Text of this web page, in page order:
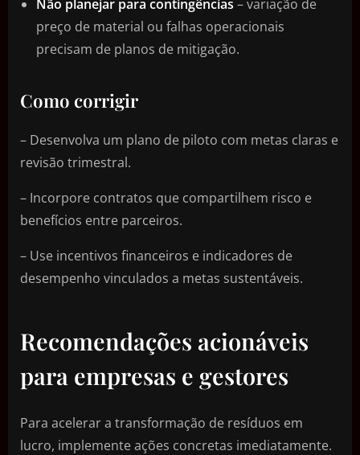
Não planejar para contingências – variação de
preço de material ou falhas operacionais
precisam de planos de mitigação.
Como corrigir
– Desenvolva um plano de piloto com metas claras e
revisão trimestral.
– Incorpore contratos que compartilhem risco e
benefícios entre parceiros.
– Use incentivos financeiros e indicadores de
desempenho vinculados a metas sustentáveis.
Recomendações acionáveis
para empresas e gestores
Para acelerar a transformação de resíduos em
lucro, implemente ações concretas imediatamente.